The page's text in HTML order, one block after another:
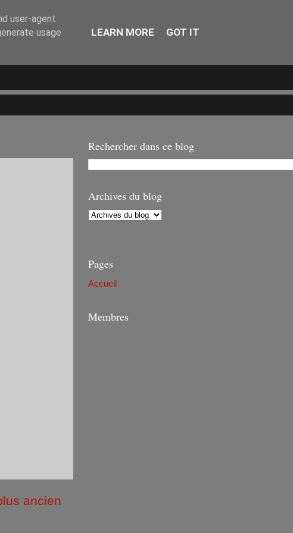
ancien
Rechercher dans ce blog
Archives du blog
Pages
Accueil
Membres
user-agent
usage
LEARN MORE GOT IT